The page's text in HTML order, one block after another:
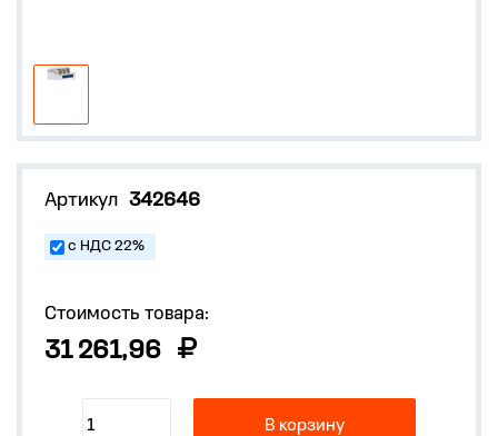
Артикул 342646
с НДС 22%
Стоимость товара:
31 261,96
В корзину